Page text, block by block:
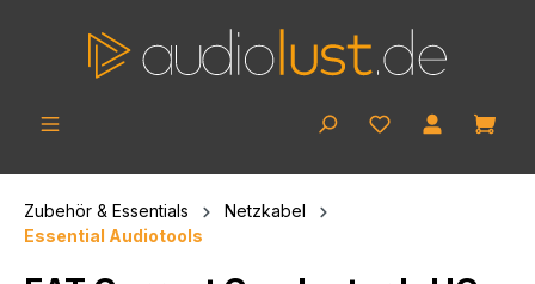
Zubehör & Essentials
Netzkabel
Essential Audiotools